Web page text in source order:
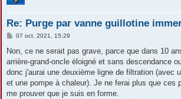
Re: Purge par vanne guillotine
M
s
a
g
07 oct. 2021, 15:29
Non, ce ne serait pas grave, parce que dans 10
arrière-grand-oncle éloigné et sans descendance
donc j'aurai une deuxième ligne de filtration (avec
et une pompe à chaleur). Je ne ferai plus que ces
me prouver que je suis en forme.